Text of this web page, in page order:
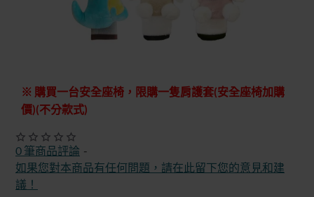
快速出貨
※ 購買一台安全座椅，限購一隻肩護套(安全座椅加購
價)(不分款式)
0 筆商品評論 -
如果您對本商品有任何問題，請在此留下您的意見和建
議！